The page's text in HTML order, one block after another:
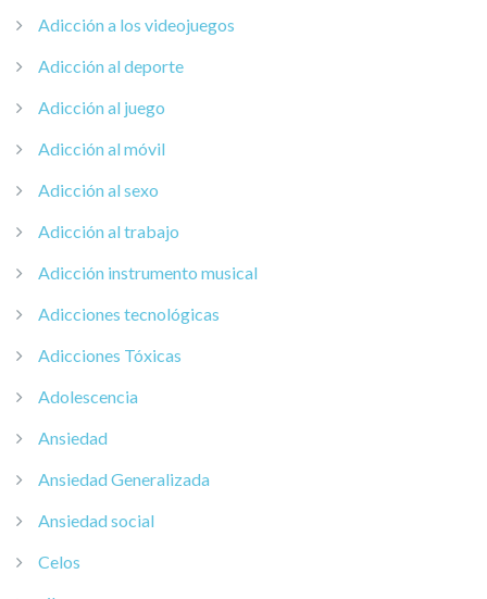
Adicción a los videojuegos
Adicción al deporte
Adicción al juego
Adicción al móvil
Adicción al sexo
Adicción al trabajo
Adicción instrumento musical
Adicciones tecnológicas
Adicciones Tóxicas
Adolescencia
Ansiedad
Ansiedad Generalizada
Ansiedad social
Celos